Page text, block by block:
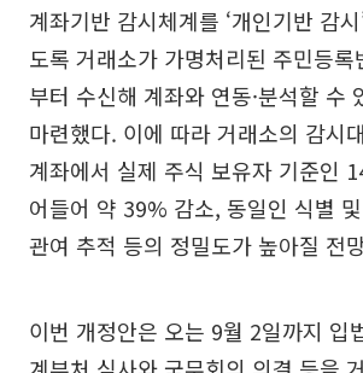
계좌기반 감시체계를 ‘개인기반 감
도록 거래소가 가명처리된 주민등록
부터 수신해 계좌와 연동·분석할 수
마련했다. 이에 따라 거래소의 감시
계좌에서 실제 주식 보유자 기준인
어들어 약 39% 감소, 동일인 식별
관여 추적 등의 정밀도가 높아질 전
이번 개정안은 오는 9월 2일까지 입